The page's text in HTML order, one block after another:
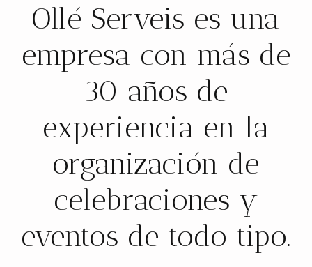
Ollé Serveis es una
empresa con más de
30 años de
experiencia en la
organización de
celebraciones y
eventos de todo tipo.